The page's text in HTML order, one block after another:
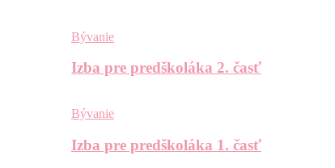
Bývanie
Izba pre predškoláka 2. časť
Bývanie
Izba pre predškoláka 1. časť